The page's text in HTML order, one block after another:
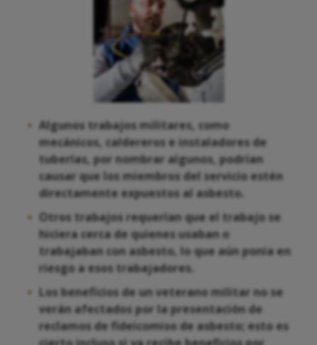
Algunos trabajos militares, como
mecánicos, caldereros e instaladores de
tuberías, por nombrar algunos, podrían
causar que los miembros del servicio estén
directamente expuestos al asbesto.
Otros trabajos requerían que el trabajo se
hiciera cerca de quienes usaban o
trabajaban con asbesto, lo que aún ponía en
riesgo a esos trabajadores.
Los beneficios de un veterano militar no se
verán afectados por la presentación de
reclamos de fideicomiso de asbesto; esto es